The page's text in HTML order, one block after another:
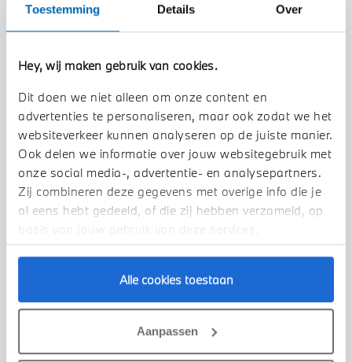
Toestemming Details Over
Hey, wij maken gebruik van cookies.
Dit doen we niet alleen om onze content en
advertenties te personaliseren, maar ook zodat we het
websiteverkeer kunnen analyseren op de juiste manier.
Ook delen we informatie over jouw websitegebruik met
onze social media-, advertentie- en analysepartners.
Zij combineren deze gegevens met overige info die je
al eens hebt gedeeld, of die zij hebben verzameld, op
basis van jouw gebruik van deze services.
Alle cookies toestaan
Aanpassen
€ 18.945of€ 276
CE 02 AM |Highline pakket |Service Inclusive